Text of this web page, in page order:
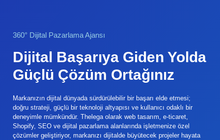
360° Dijital Pazarlama Ajansı
Dijital Başarıya Giden Yolda
Güçlü Çözüm Ortağınız
Markanızın dijital dünyada sürdürülebilir bir başarı elde etmesi;
doğru strateji, güçlü bir teknoloji altyapısı ve kullanıcı odaklı bir
deneyimle mümkündür. Thelega olarak web tasarım, e-ticaret,
Shopify, SEO ve dijital pazarlama alanlarında işletmenize özel
çözümler geliştiriyor, markanızı dijitalde büyütecek projeler hayata